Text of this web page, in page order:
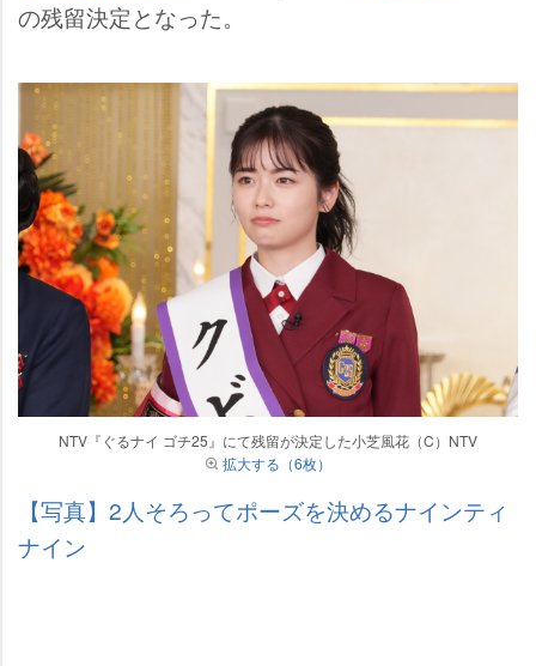
の残留決定となった。
NTV『ぐるナイ ゴチ25』にて残留が決定した小芝風花（C）NTV
拡大する（6枚）
【写真】2人そろってポーズを決めるナインティ
ナイン